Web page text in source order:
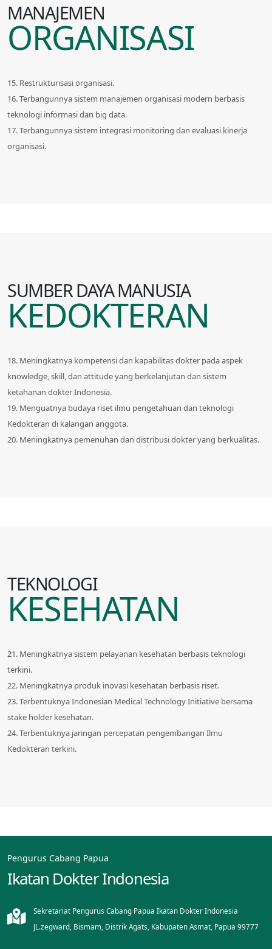
MANAJEMEN
ORGANISASI
15. Restrukturisasi organisasi.
16. Terbangunnya sistem manajemen organisasi modern berbasis
teknologi informasi dan big data.
17. Terbangunnya sistem integrasi monitoring dan evaluasi kinerja
organisasi.
SUMBER DAYA MANUSIA
KEDOKTERAN
18. Meningkatnya kompetensi dan kapabilitas dokter pada aspek
knowledge, skill, dan attitude yang berkelanjutan dan sistem
ketahanan dokter Indonesia.
19. Menguatnya budaya riset ilmu pengetahuan dan teknologi
Kedokteran di kalangan anggota.
20. Meningkatnya pemenuhan dan distribusi dokter yang berkualitas.
TEKNOLOGI
KESEHATAN
21. Meningkatnya sistem pelayanan kesehatan berbasis teknologi
terkini.
22. Meningkatnya produk inovasi kesehatan berbasis riset.
23. Terbentuknya Indonesian Medical Technology Initiative bersama
stake holder kesehatan.
24. Terbentuknya jaringan percepatan pengembangan Ilmu
Kedokteran terkini.
Pengurus Cabang Papua
Ikatan Dokter Indonesia
Sekretariat Pengurus Cabang Papua Ikatan Dokter Indonesia
JL.zegward, Bismam, Distrik Agats, Kabupaten Asmat, Papua 99777